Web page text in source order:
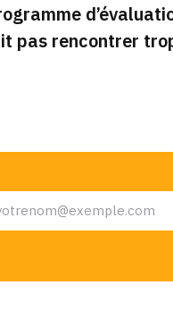
pas rencontrer